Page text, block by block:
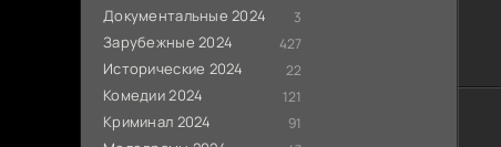
Документальные 2024 3
Зарубежные 2024 427
Исторические 2024 22
Комедии 2024 121
Криминал 2024 91